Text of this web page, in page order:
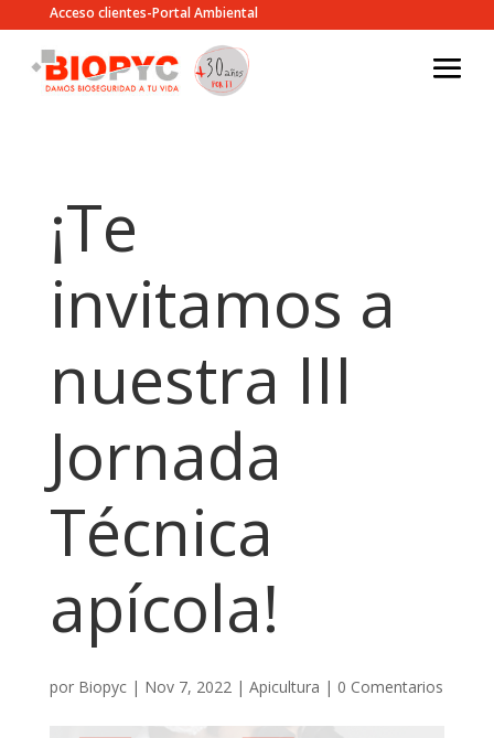
Acceso clientes-Portal Ambiental
¡Te
invitamos a
nuestra III
Jornada
Técnica
apícola!
por Biopyc| Nov 7, 2022| Apicultura | 0 Comentarios